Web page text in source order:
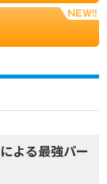
よる最強パー